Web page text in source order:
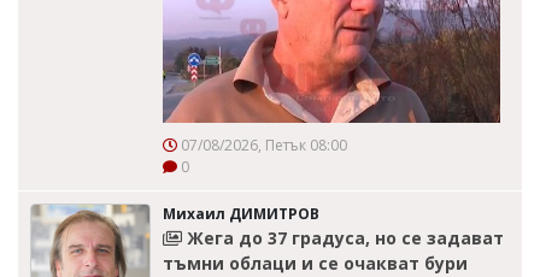
07/08/2026, Петък 08:00
0
Михаил ДИМИТРОВ
Жега до 37 градуса, но се задават
тъмни облаци и се очакват бури